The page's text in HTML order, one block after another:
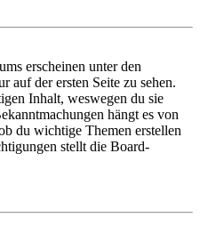
erscheinen unter den
auf der ersten Seite zu sehen.
Inhalt, weswegen du sie
hängt es von
du wichtige Themen erstellen
stellt die Board-